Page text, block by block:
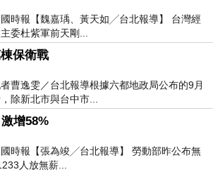
時報【魏嘉瑀、黃天如╱台北報導】 台灣經
委杜紫軍前天剛...
保衛戰
曹逸雯／台北報導根據六都地政局公布的9月
除新北市與台中市...
增58%
時報【張為竣╱台北報導】 勞動部昨公布無
人放無薪...